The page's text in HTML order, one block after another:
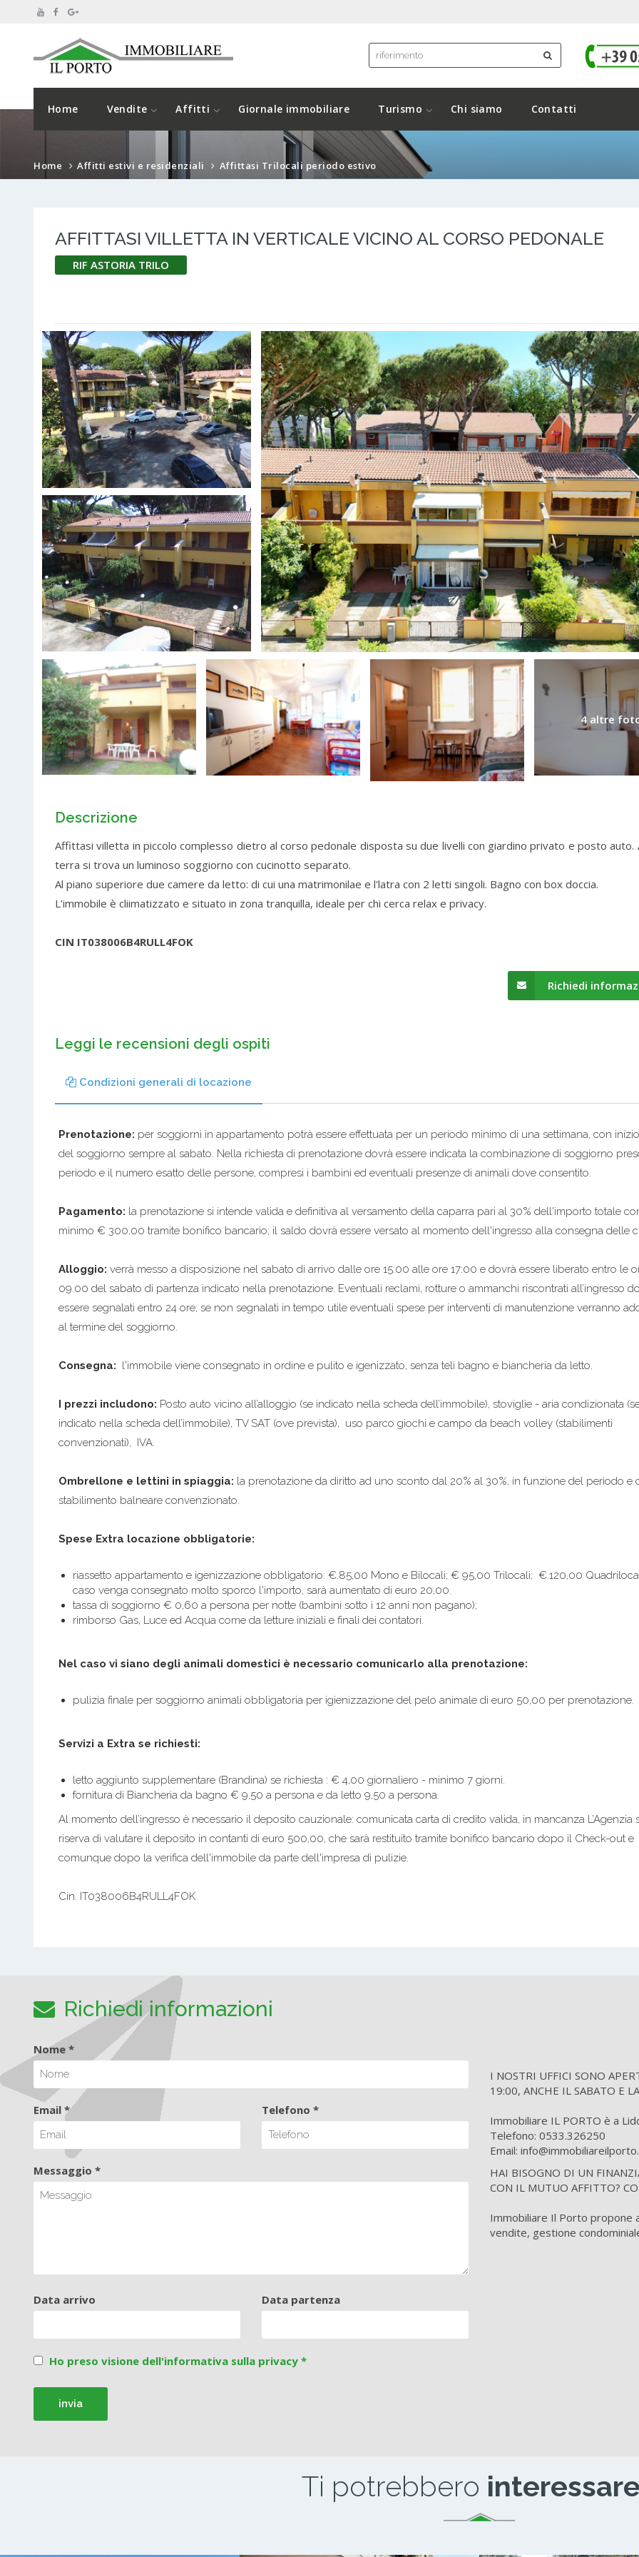
Home Vendite Affitti Giornale immobiliare Turismo Chi siamo Contatti
Home Affitti estivi e residenziali Affittasi Trilocali periodo estivo
AFFITTASI VILLETTA IN VERTICALE VICINO AL CORSO PEDONALE
RIF ASTORIA TRILO
4 altre
Descrizione
Affittasi villetta in piccolo complesso dietro al corso pedonale disposta su due livelli con giardino privato e posto auto.
terra si trova un luminoso soggiorno con cucinotto separato.
Al piano superiore due camere da letto: di cui una matrimonilae e l'latra con 2 letti singoli. Bagno con box doccia.
L’immobile è cliimatizzato e situato in zona tranquilla, ideale per chi cerca relax e privacy.
CIN IT038006B4RULL4FOK
Richiedi
Leggi le recensioni degli ospiti
Condizioni generali di locazione
Prenotazione: per soggiorni in appartamento potrà essere effettuata per un periodo minimo di una settimana, con
del soggiorno sempre al sabato. Nella richiesta di prenotazione dovrà essere indicata la combinazione di soggiorno
periodo e il numero esatto delle persone, compresi i bambini ed eventuali presenze di animali dove consentito.
Pagamento: la prenotazione si intende valida e definitiva al versamento della caparra pari al 30% dell'importo totale
minimo € 300,00 tramite bonifico bancario; il saldo dovrà essere versato al momento dell'ingresso alla consegna delle
Alloggio: verrà messo a disposizione nel sabato di arrivo dalle ore 15:00 alle ore 17:00 e dovrà essere liberato entro le
09.00 del sabato di partenza indicato nella prenotazione. Eventuali reclami, rotture o ammanchi riscontrati all’ingresso
essere segnalati entro 24 ore; se non segnalati in tempo utile eventuali spese per interventi di manutenzione verranno
al termine del soggiorno.
Consegna: l'immobile viene consegnato in ordine e pulito e igenizzato, senza teli bagno e biancheria da letto.
I prezzi includono: Posto auto vicino all’alloggio (se indicato nella scheda dell’immobile), stoviglie - aria condizionata
indicato nella scheda dell’immobile), TV SAT (ove prevista), uso parco giochi e campo da beach volley (stabilimenti
convenzionati), IVA.
Ombrellone e lettini in spiaggia: la prenotazione da diritto ad uno sconto dal 20% al 30%, in funzione del periodo e
stabilimento balneare convenzionato.
Spese Extra locazione obbligatorie:
riassetto appartamento e igenizzazione obbligatorio: €.85,00 Mono e Bilocali; € 95,00 Trilocali; €.120,00
caso venga consegnato molto sporco l'importo, sarà aumentato di euro 20,00.
tassa di soggiorno € 0,60 a persona per notte (bambini sotto i 12 anni non pagano);
rimborso Gas, Luce ed Acqua come da letture iniziali e finali dei contatori.
Nel caso vi siano degli animali domestici è necessario comunicarlo alla prenotazione:
pulizia finale per soggiorno animali obbligatoria per igienizzazione del pelo animale di euro 50,00 per prenotazione.
Servizi a Extra se richiesti:
letto aggiunto supplementare (Brandina) se richiesta : € 4,00 giornaliero - minimo 7 giorni.
fornitura di Biancheria da bagno € 9,50 a persona e da letto 9,50 a persona.
Al momento dell’ingresso è necessario il deposito cauzionale: comunicata carta di credito valida, in mancanza L’Agenzia
riserva di valutare il deposito in contanti di euro 500,00, che sarà restituito tramite bonifico bancario dopo il Check-out e
comunque dopo la verifica dell'immobile da parte dell'impresa di pulizie.
Cin. IT038006B4RULL4FOK
Richiedi informazioni
Nome *
Email * Telefono *
Messaggio *
Data arrivo Data partenza
Ho preso visione dell'informativa sulla privacy *
I NOSTRI UFFICI SONO
19:00, ANCHE IL SABATO E
Immobiliare IL PORTO è a
Telefono: 0533.326250
Email:
HAI BISOGNO DI UN
CON IL MUTUO AFFITTO?
Immobiliare Il Porto propone
vendite, gestione
Ti potrebbero